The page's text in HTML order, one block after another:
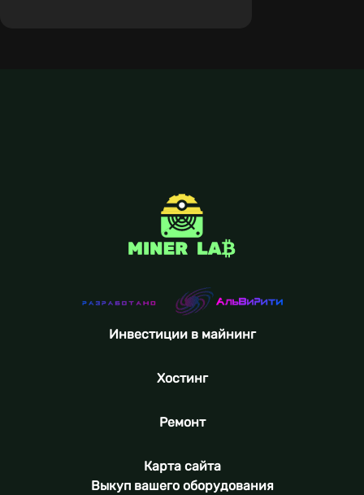
Инвестиции в майнинг
Хостинг
Ремонт
Карта сайта
Выкуп вашего оборудования